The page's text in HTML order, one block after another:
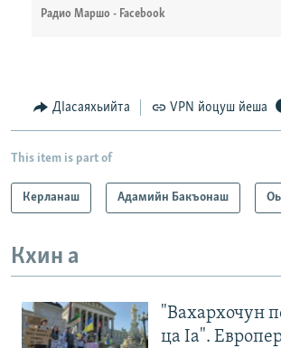
Радио Маршо - Facebook
ДIасаяхьийта VPN йоцуш йеша
This item is part of
Керланаш Адамийн Бакъонаш
Кхин а
"Вахархочун
ца Iа".